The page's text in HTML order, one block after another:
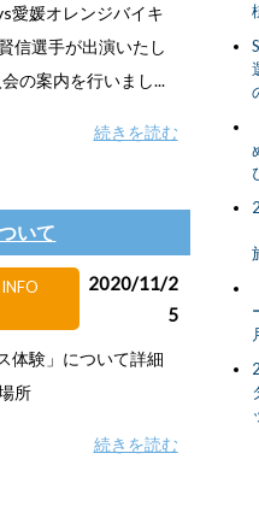
愛媛オレンジバイキ
信選手が出演いたし
の案内を行いまし...
続きを読む
いて
INFO
2020/11/2
5
体験」について詳細
所
続きを読む